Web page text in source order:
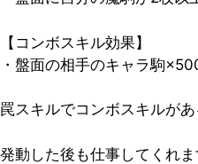
【コンボスキル効果】
・盤面の相手のキャラ駒
罠スキルでコンボスキルがあ
発動した後も仕事してくれま